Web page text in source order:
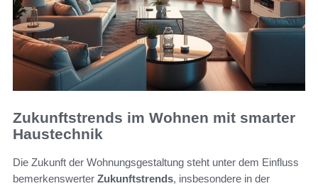
Zukunftstrends im Wohnen mit smarter
Haustechnik
Die Zukunft der Wohnungsgestaltung steht unter dem Einfluss
bemerkenswerter Zukunftstrends, insbesondere in der